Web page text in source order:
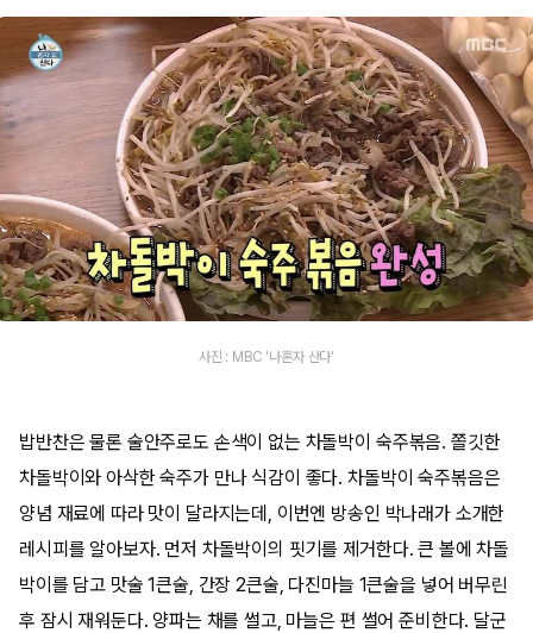
사진 : MBC '나혼자 산다'
밥반찬은 물론 술안주로도 손색이 없는 차돌박이 숙주볶음. 쫄깃한
차돌박이와 아삭한 숙주가 만나 식감이 좋다. 차돌박이 숙주볶음은
양념 재료에 따라 맛이 달라지는데, 이번엔 방송인 박나래가 소개한
레시피를 알아보자. 먼저 차돌박이의 핏기를 제거한다. 큰 볼에 차돌
박이를 담고 맛술 1큰술, 간장 2큰술, 다진마늘 1큰술을 넣어 버무린
후 잠시 재워둔다. 양파는 채를 썰고, 마늘은 편 썰어 준비한다. 달군